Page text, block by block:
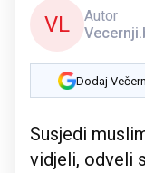
VL
Autor
Dodaj
Susjedi
vidjeli, odveli